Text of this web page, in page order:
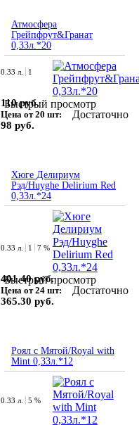
Атмосфера
Грейпфрут&Гранат
0,33л.*20
Быстрый просмотр
0.33 л. 1
110 руб.
Цена от 20 шт:
98 руб.
Достаточно
Хюге Делириум
Рэд/Huyghe Delirium Red
0,33л.*24
Быстрый просмотр
0.33 л. 1 7 %
401.40 руб.
Цена от 24 шт:
365.30 руб.
Достаточно
Роял с Мятой/Royal with
Mint 0,33л.*12
0.33 л. 5 %